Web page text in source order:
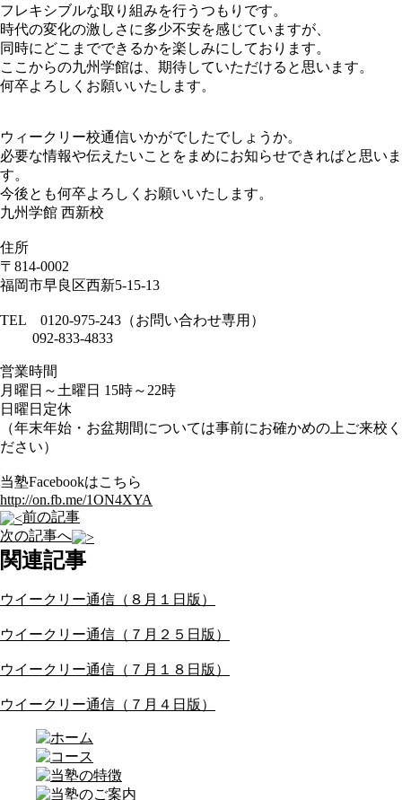
フレキシブルな取り組みを行うつもりです。
時代の変化の激しさに多少不安を感じていますが、
同時にどこまでできるかを楽しみにしております。
ここからの九州学館は、期待していただけると思います。
何卒よろしくお願いいたします。
ウィークリー校通信いかがでしたでしょうか。
必要な情報や伝えたいことをまめにお知らせできればと思いま
す。
今後とも何卒よろしくお願いいたします。
九州学館 西新校
住所
〒814-0002
福岡市早良区西新5-15-13
TEL 0120-975-243（お問い合わせ専用）
092-833-4833
営業時間
月曜日～土曜日 15時～22時
日曜日定休
（年末年始・お盆期間については事前にお確かめの上ご来校く
ださい）
当塾Facebookはこちら
http://on.fb.me/1ON4XYA
前の記事
次の記事へ
関連記事
ウイークリー通信（８月１日版）
ウイークリー通信（７月２５日版）
ウイークリー通信（７月１８日版）
ウイークリー通信（７月４日版）